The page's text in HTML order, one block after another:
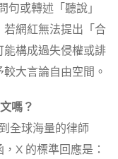
或轉述「聽說」
網紅無法提出「合
構成過失侵權或誹
大言論自由空間。
嗎？
全球海量的律師
X 的標準回應是：